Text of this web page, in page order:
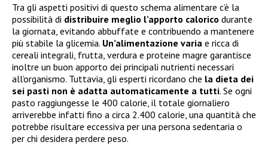
Tra gli aspetti positivi di questo schema alimentare c’è la
possibilità di distribuire meglio l’apporto calorico durante
la giornata, evitando abbuffate e contribuendo a mantenere
più stabile la glicemia. Un’alimentazione varia e ricca di
cereali integrali, frutta, verdura e proteine magre garantisce
inoltre un buon apporto dei principali nutrienti necessari
all’organismo. Tuttavia, gli esperti ricordano che la dieta dei
sei pasti non è adatta automaticamente a tutti. Se ogni
pasto raggiungesse le 400 calorie, il totale giornaliero
arriverebbe infatti fino a circa 2.400 calorie, una quantità che
potrebbe risultare eccessiva per una persona sedentaria o
per chi desidera perdere peso.